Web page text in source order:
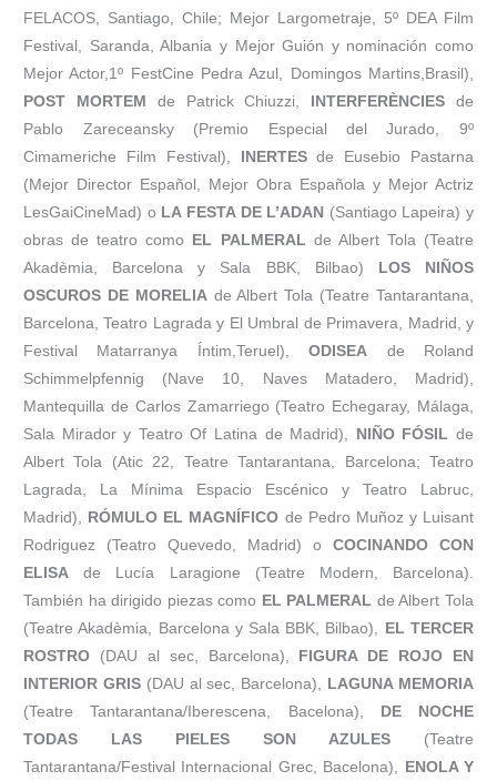
FELACOS, Santiago, Chile; Mejor Largometraje, 5º DEA Film
Festival, Saranda, Albania y Mejor Guión y nominación como
Mejor Actor,1º FestCine Pedra Azul, Domingos Martins,Brasil),
POST MORTEM de Patrick Chiuzzi, INTERFERÈNCIES de
Pablo Zareceansky (Premio Especial del Jurado, 9º
Cimameriche Film Festival), INERTESde Eusebio Pastarna
(Mejor Director Español, Mejor Obra Española y Mejor Actriz
LesGaiCineMad) o LA FESTA DE L’ADAN (Santiago Lapeira) y
obras de teatro como EL PALMERAL de Albert Tola (Teatre
Akadèmia, Barcelona y Sala BBK, Bilbao) LOS NIÑOS
OSCUROS DE MORELIAde Albert Tola (Teatre Tantarantana,
Barcelona, Teatro Lagrada y El Umbral de Primavera, Madrid, y
Festival Matarranya Íntim,Teruel),ODISEA de Roland
Schimmelpfennig (Nave 10, Naves Matadero, Madrid),
Mantequilla de Carlos Zamarriego (Teatro Echegaray, Málaga,
Sala Mirador y Teatro Of Latina de Madrid), NIÑO FÓSIL de
Albert Tola (Atic 22, Teatre Tantarantana, Barcelona; Teatro
Lagrada, La Mínima Espacio Escénico y Teatro Labruc,
Madrid),
RÓMULO EL MAGNÍFICO de Pedro Muñoz y Luisant
Rodriguez (Teatro Quevedo, Madrid) o COCINANDO CON
ELISA de Lucía Laragione (Teatre Modern, Barcelona).
También ha dirigido piezas como EL PALMERAL de Albert Tola
(Teatre Akadèmia, Barcelona y Sala BBK, Bilbao), EL TERCER
ROSTRO (DAU al sec, Barcelona), FIGURA DE ROJO EN
INTERIOR GRIS (DAU al sec, Barcelona), LAGUNA MEMORIA
(Teatre Tantarantana/Iberescena, Bacelona), DE NOCHE
TODAS LAS PIELES SON AZULES(Teatre
Tantarantana/Festival Internacional Grec, Bacelona), ENOLA Y